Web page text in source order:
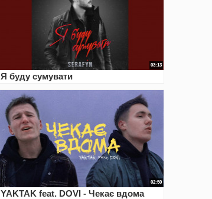
03:13
Я буду сумувати
02:50
YAKTAK feat. DOVI - Чекає вдома